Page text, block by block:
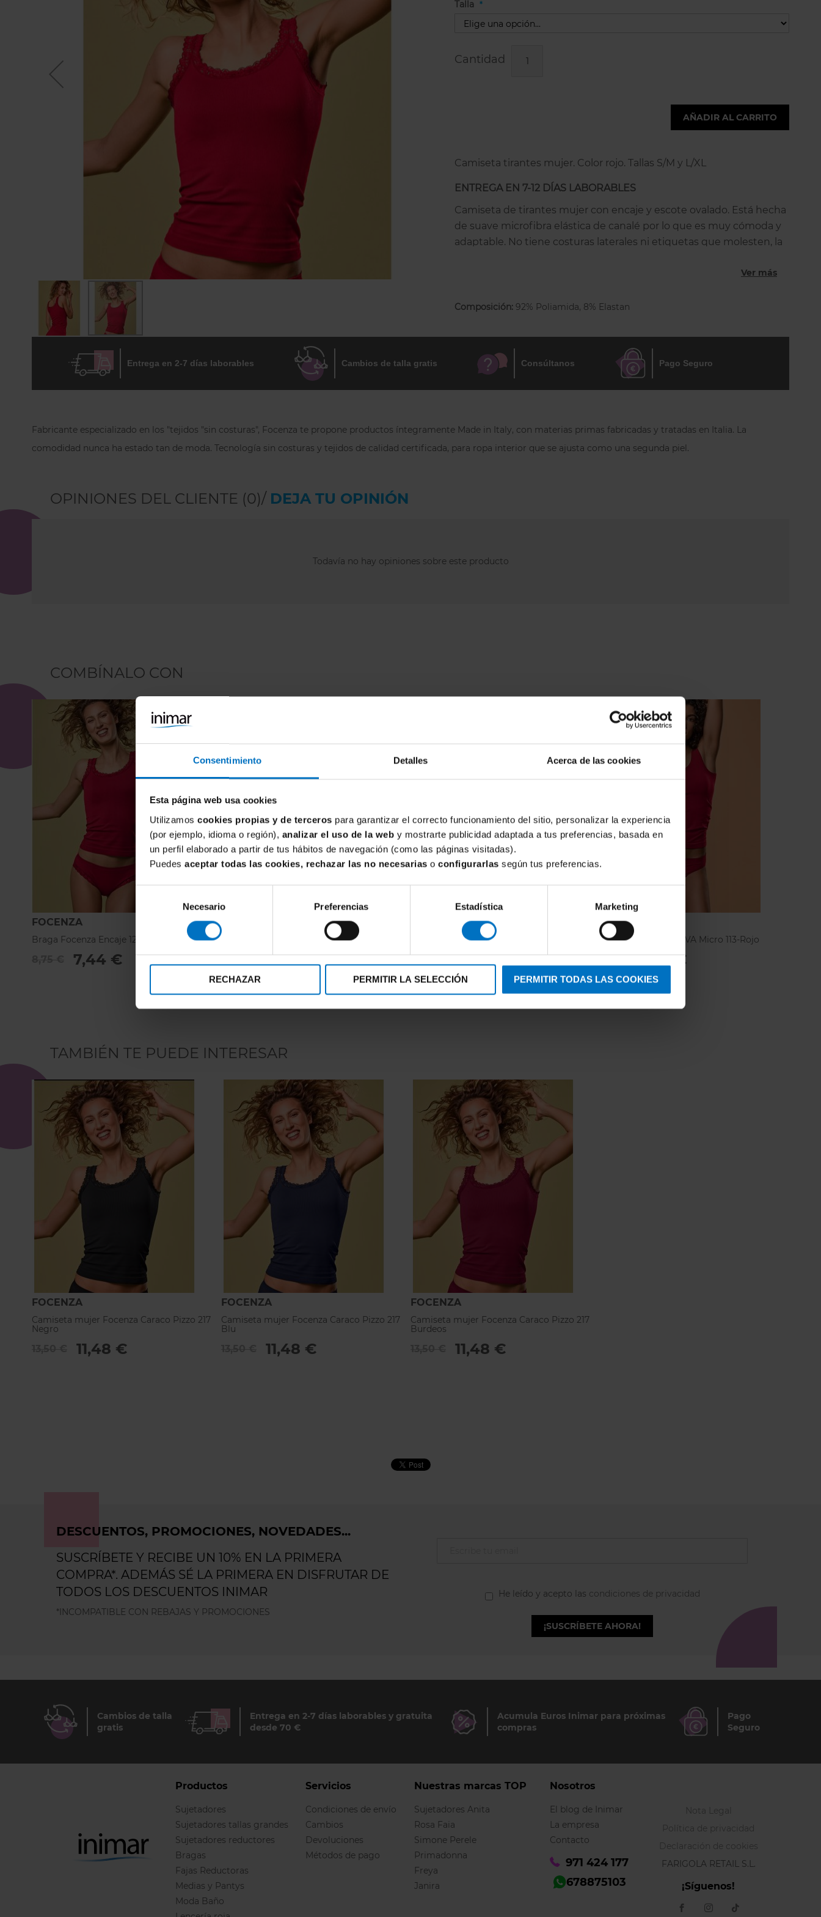
Consentimiento Detalles Acerca de las cookies
Esta página web usa cookies
Utilizamos cookies propias y de terceros para garantizar el correcto funcionamiento del sitio, personalizar la experiencia
(por ejemplo, idioma o región), analizar el uso de la web y mostrarte publicidad adaptada a tus preferencias, basada en
un perfil elaborado a partir de tus hábitos de navegación (como las páginas visitadas).
Puedes aceptar todas las cookies, rechazar las no necesarias o configurarlas según tus preferencias.
consentimiento
Necesario Preferencias Estadística Marketing
RECHAZAR PERMITIR LA SELECCIÓN PERMITIR TODAS LAS COOKIES
Talla
Cantidad
AÑADIR AL CARRITO
Camiseta tirantes mujer. Color rojo. Tallas S/M y L/XL
ENTREGA EN 7-12 DÍAS LABORABLES
Camiseta de tirantes mujer con encaje y escote ovalado. Está hecha
de suave microfibra elástica de canalé por lo que es muy cómoda y
adaptable. No tiene costuras laterales ni etiquetas que molesten, la
camiseta interior mujer como para llevarla como top exterior:
Microfibra de alta calidad transpirable. Una camiseta de tirantes en
Ver más
Composición: 92% Poliamida, 8% Elastan
of
Entrega en 2-7 días laborables Cambios de talla gratis Consúltanos Pago Seguro
Fabricante especializado en los "tejidos "sin costuras", Focenza te propone productos íntegramente Made in Italy, con materias primas fabricadas y tratadas en Italia. La
comodidad nunca ha estado tan de moda. Tecnología sin costuras y tejidos de calidad certificada, para ropa interior que se ajusta como una segunda piel.
OPINIONES DEL CLIENTE (0)/ DEJA TU OPINIÓN
Todavía no hay opiniones sobre este producto
COMBÍNALO CON
FOCENZA
Braga Focenza Encaje 121-Rojo
7,44 €
Tanga Focenza Micro 102-Rojo
5,02 €
Brasileña Focenza Encaje 146-Rojo
8,71 €
FOCENZA
Braga Focenza Slip VA Micro 113-Rojo
5,53 €
TAMBIÉN TE PUEDE INTERESAR
FOCENZA
Camiseta mujer Focenza Caraco Pizzo 217
Negro
11,48 €
FOCENZA
Camiseta mujer Focenza Caraco Pizzo 217
Blu
11,48 €
FOCENZA
Camiseta mujer Focenza Caraco Pizzo 217
Burdeos
11,48 €
DESCUENTOS, PROMOCIONES, NOVEDADES...
SUSCRÍBETE Y RECIBE UN 10% EN LA PRIMERA
COMPRA*. ADEMÁS SÉ LA PRIMERA EN DISFRUTAR DE
TODOS LOS DESCUENTOS INIMAR
*INCOMPATIBLE CON REBAJAS Y PROMOCIONES
He leído y acepto las condiciones de privacidad
¡SUSCRÍBETE AHORA!
Cambios de talla
gratis
Entrega en 2-7 días laborables y gratuita
desde 70 €
Acumula Euros Inimar para próximas
compras
Pago
Seguro
Productos
Sujetadores
Sujetadores tallas grandes
Sujetadores reductores
Bragas
Fajas Reductoras
Medias y Pantys
Moda Baño
Servicios
Condiciones de envío
Cambios
Devoluciones
Métodos de pago
Nuestras marcas TOP
Sujetadores Anita
Rosa Faia
Simone Perele
Primadonna
Freya
Janira
Nosotros
El blog de Inimar
La empresa
Contacto
971 424 177
678875103
Nota Legal
Política de privacidad
Declaración de cookies
FARIGOLA RETAIL S.L.
¡Síguenos!